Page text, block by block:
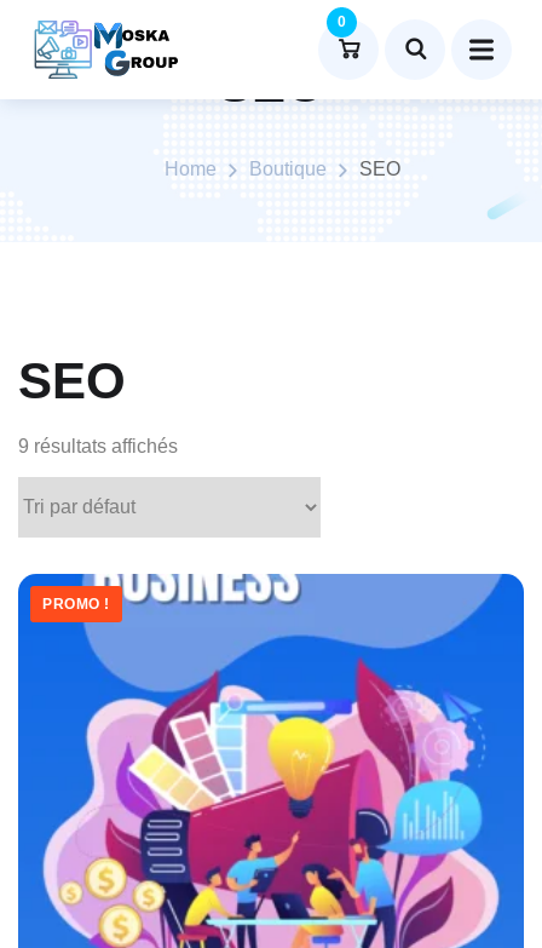
0
SEO
Home Boutique SEO
SEO
9 résultats affichés
PROMO !